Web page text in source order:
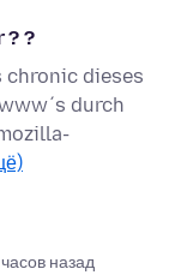
? ?
dieses
durch
назад